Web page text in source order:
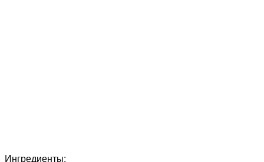
Ингредиенты: